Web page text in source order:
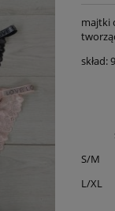
majtki
skład:
S/M
L/XL